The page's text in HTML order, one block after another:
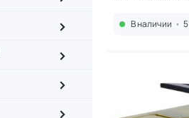
В наличии •